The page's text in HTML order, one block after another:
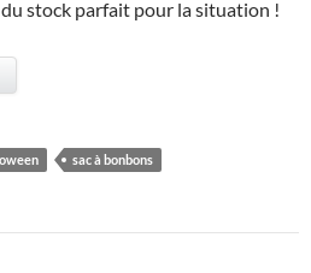
stock parfait pour la situation !
sac à bonbons